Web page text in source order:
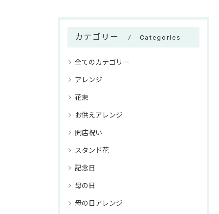
カテゴリー Categories
全てのカテゴリー
アレンジ
花束
お供えアレンジ
開店祝い
スタンド花
記念日
母の日
母の日アレンジ